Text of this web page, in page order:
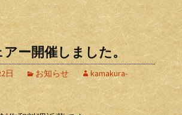
ー開催しました。
日 お知らせ
kamakura-